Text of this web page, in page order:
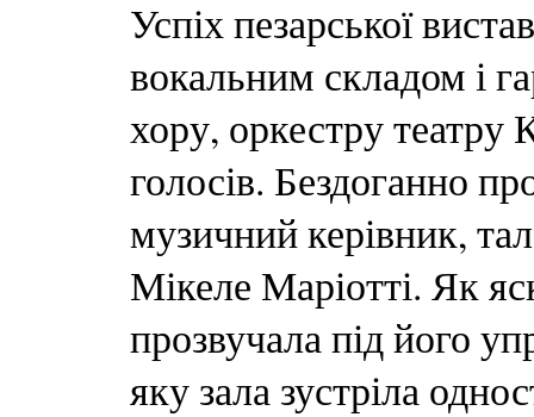
Успіх пезарської
вокальним складом і
хору, оркестру театру
голосів. Бездоганно
музичний керівник,
Мікеле Маріотті. Як
прозвучала під його
яку зала зустріла